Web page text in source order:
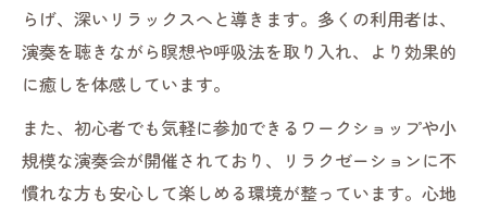
らげ、深いリラックスへと導きます。多くの利用者は、
演奏を聴きながら瞑想や呼吸法を取り入れ、より効果的
に癒しを体感しています。
また、初心者でも気軽に参加できるワークショップや小
規模な演奏会が開催されており、リラクゼーションに不
慣れな方も安心して楽しめる環境が整っています。心地